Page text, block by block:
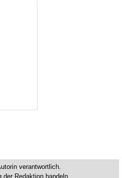
verantwortlich.
Redaktion handeln.